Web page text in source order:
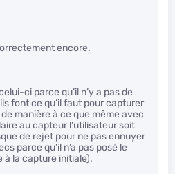
encore.
ci parce qu’il n’y a pas de
font ce qu’il faut pour capturer
de manière à ce que même avec
au capteur l’utilisateur soit
de rejet pour ne pas ennuyer
parce qu’il n’a pas posé le
la capture initiale).